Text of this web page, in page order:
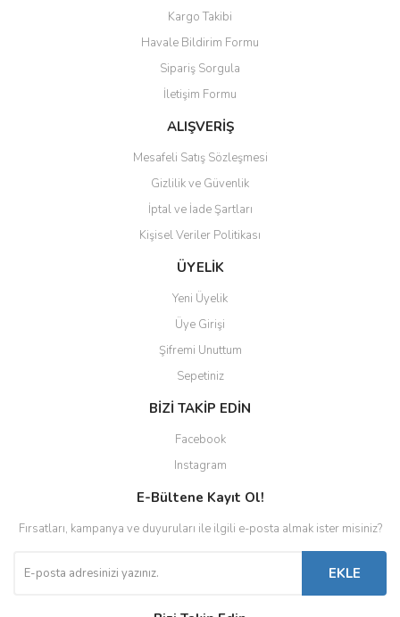
Kargo Takibi
Havale Bildirim Formu
Sipariş Sorgula
İletişim Formu
ALIŞVERİŞ
Mesafeli Satış Sözleşmesi
Gizlilik ve Güvenlik
İptal ve İade Şartları
Kişisel Veriler Politikası
ÜYELİK
Yeni Üyelik
Üye Girişi
Şifremi Unuttum
Sepetiniz
BİZİ TAKİP EDİN
Facebook
Instagram
E-Bültene Kayıt Ol!
Fırsatları, kampanya ve duyuruları ile ilgili e-posta almak ister misiniz?
EKLE